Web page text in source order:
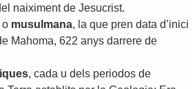
naiximent de Jesucrist.
o musulmana, la que pren data d’inici
Mahoma, 622 anys darrere de
, cada u dels periodos de